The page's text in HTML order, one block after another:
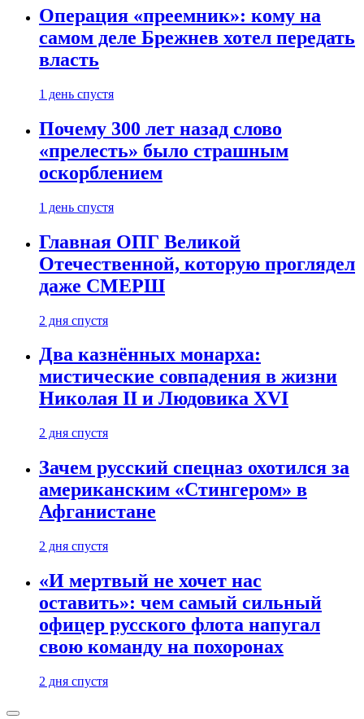
Операция «преемник»: кому на
самом деле Брежнев хотел передать
власть
1 день спустя
Почему 300 лет назад слово
«прелесть» было страшным
оскорблением
1 день спустя
Главная ОПГ Великой
Отечественной, которую проглядел
даже СМЕРШ
2 дня спустя
Два казнённых монарха:
мистические совпадения в жизни
Николая II и Людовика XVI
2 дня спустя
Зачем русский спецназ охотился за
американским «Стингером» в
Афганистане
2 дня спустя
«И мертвый не хочет нас
оставить»: чем самый сильный
офицер русского флота напугал
свою команду на похоронах
2 дня спустя